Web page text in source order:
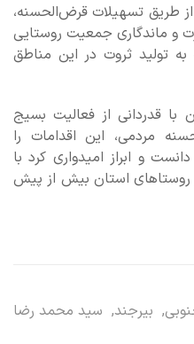
طریق تسهیلات قرض‌الحسنه،
و ماندگاری جمعیت روستایی
به تولید ثروت در این مناطق
با قدردانی از فعالیت بسیج
مردمی، این اقدامات را
و ابراز امیدواری کرد با
روستاهای استان بیش از پیش
, بیرجند, سید محمد رضا